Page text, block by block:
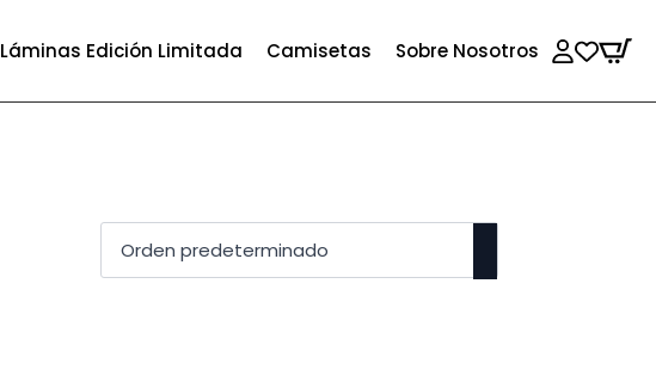
Láminas Edición Limitada Camisetas Sobre Nosotros